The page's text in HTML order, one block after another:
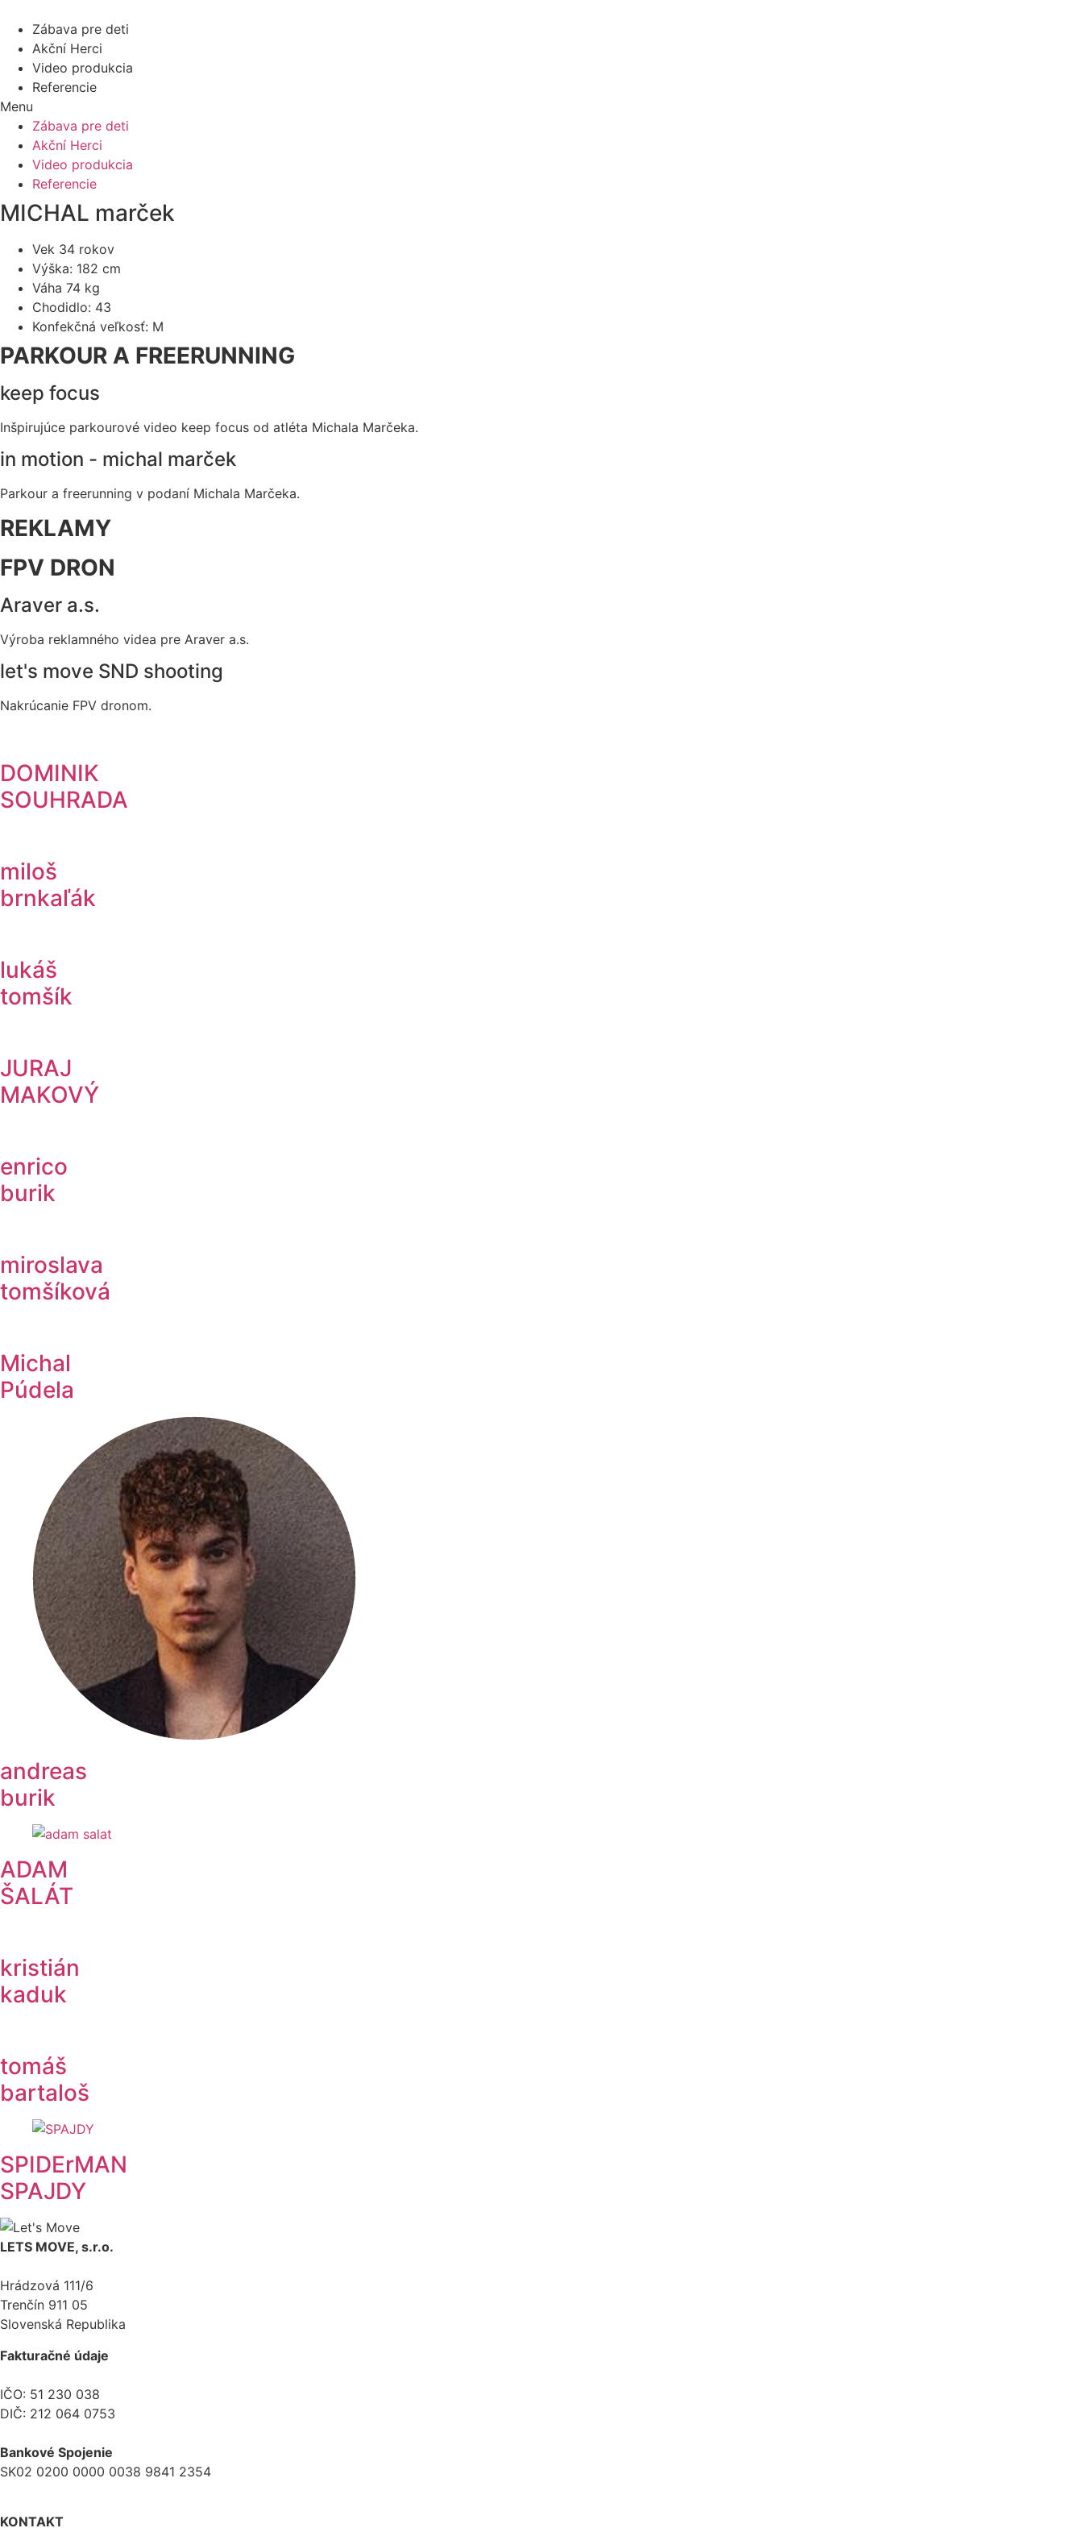
Zábava pre deti
Akční Herci
Video produkcia
Referencie
Menu
Zábava pre deti
Akční Herci
Video produkcia
Referencie
MICHAL marček
Vek 34 rokov
Výška: 182 cm
Váha 74 kg
Chodidlo: 43
Konfekčná veľkosť: M
PARKOUR A FREERUNNING
keep focus
Inšpirujúce parkourové video keep focus od atléta Michala Marčeka.
in motion - michal marček
Parkour a freerunning v podaní Michala Marčeka.
REKLAMY
FPV DRON
Araver a.s.
Výroba reklamného videa pre Araver a.s.
let's move SND shooting
Nakrúcanie FPV dronom.
DOMINIK
SOUHRADA
miloš
brnkaľák
lukáš
tomšík
JURAJ
MAKOVÝ
enrico
burik
miroslava
tomšíková
Michal
Púdela
andreas
burik
ADAM
ŠALÁT
kristián
kaduk
tomáš
bartaloš
SPIDErMAN
SPAJDY
LETS MOVE, s.r.o.
Hrádzová 111/6
Trenčín 911 05
Slovenská Republika
Fakturačné údaje
IČO: 51 230 038
DIČ: 212 064 0753
Bankové Spojenie
SK02 0200 0000 0038 9841 2354
KONTAKT